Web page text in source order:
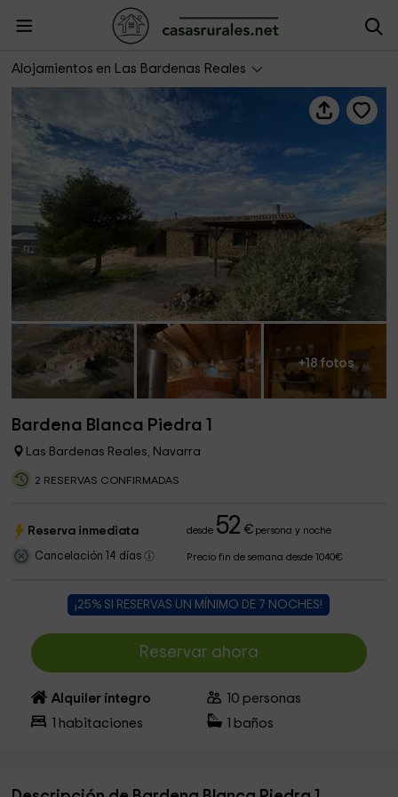
Alojamientos en Las Bardenas Reales
Bardena Blanca Piedra 1
+18 fotos
Bardena Blanca Piedra 1
Las Bardenas Reales, Navarra
2 RESERVAS CONFIRMADAS
Reserva inmediata desde 52 €persona y noche
Cancelación 14 días Precio fin de semana desde 1040€
¡25% SI RESERVAS UN MÍNIMO DE 7 NOCHES!
Reservar ahora
Alquiler íntegro 10 personas
habitaciones baños